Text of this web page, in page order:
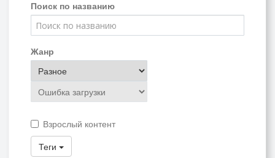
Поиск по названию
Жанр
Взрослый контент
Теги